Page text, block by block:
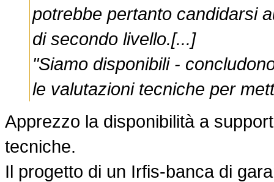
potrebbe pertanto candidarsi
di secondo livello.[...]
"Siamo disponibili -
le valutazioni tecniche per
Apprezzo la disponibilità a
tecniche.
Il progetto di un Irfis-banca di